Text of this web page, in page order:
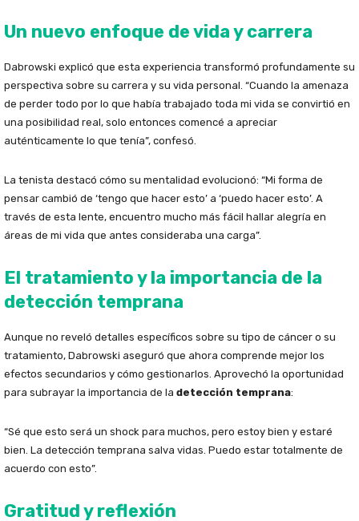
Un nuevo enfoque de vida y carrera
Dabrowski explicó que esta experiencia transformó profundamente su
perspectiva sobre su carrera y su vida personal. “Cuando la amenaza
de perder todo por lo que había trabajado toda mi vida se convirtió en
una posibilidad real, solo entonces comencé a apreciar
auténticamente lo que tenía”, confesó.
La tenista destacó cómo su mentalidad evolucionó: “Mi forma de
pensar cambió de ‘tengo que hacer esto’ a ‘puedo hacer esto’. A
través de esta lente, encuentro mucho más fácil hallar alegría en
áreas de mi vida que antes consideraba una carga”.
El tratamiento y la importancia de la
detección temprana
Aunque no reveló detalles específicos sobre su tipo de cáncer o su
tratamiento, Dabrowski aseguró que ahora comprende mejor los
efectos secundarios y cómo gestionarlos. Aprovechó la oportunidad
para subrayar la importancia de la detección temprana:
“Sé que esto será un shock para muchos, pero estoy bien y estaré
bien. La detección temprana salva vidas. Puedo estar totalmente de
acuerdo con esto”.
Gratitud y reflexión